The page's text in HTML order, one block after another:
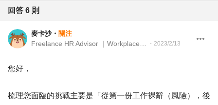
回答 6 則
麥卡沙 ・ 關注
・ 2023/2/13
您好，
梳理您面臨的挑戰主要是「從第一份工作裸辭（風險），後